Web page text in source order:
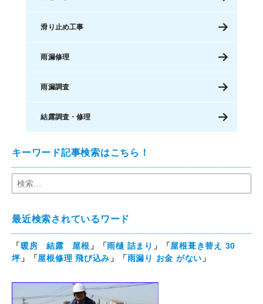
滑り止め工事
雨漏修理
雨漏調査
結露調査・修理
キーワード記事検索はこちら！
最近検索されているワード
「暖房 結露 屋根 」「雨樋 詰まり 」「屋根葺き替え 30
坪」「屋根修理 飛び込み 」「雨漏り お金 がない 」